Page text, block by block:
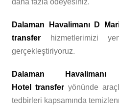
Dalaman Havalimanı D
transfer hizmetlerimizi
gerçekleştiriyoruz.
Dalaman
Hotel
transfer yönünde
tedbirleri kapsamında